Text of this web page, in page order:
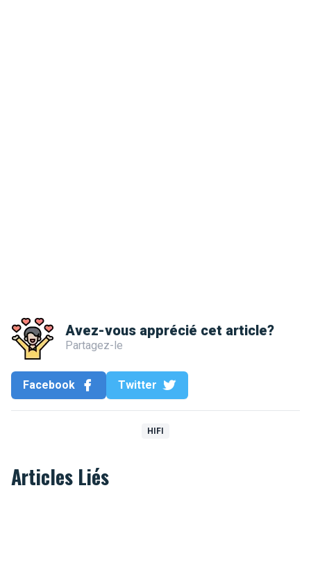
Avez-vous apprécié cet article?
Partagez-le
Facebook Twitter
HIFI
Articles Liés